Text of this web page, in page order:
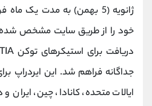
ژانویه (5 بهمن) به مدت یک
خود را از طریق سایت مشخص شده
جداگانه فراهم شد. این ایردراپ
ایالات متحده، کانادا، چین،